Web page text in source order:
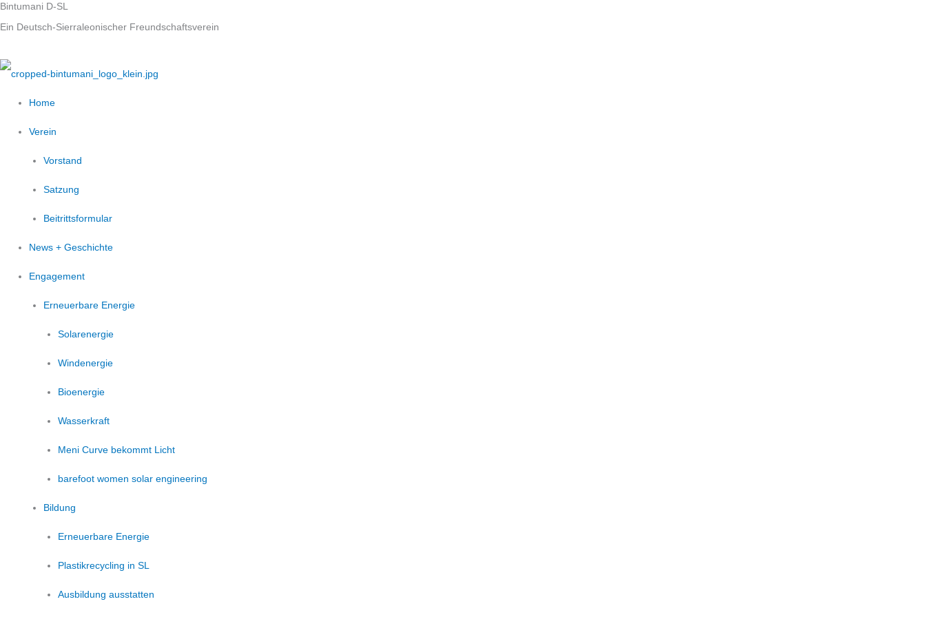
springen
Bintumani D-SL
Ein Deutsch-Sierraleonischer Freundschaftsverein
Home
Verein
Vorstand
Satzung
Beitrittsformular
News + Geschichte
Engagement
Erneuerbare Energie
Solarenergie
Windenergie
Bioenergie
Wasserkraft
Meni Curve bekommt Licht
barefoot women solar engineering
Bildung
Erneuerbare Energie
Plastikrecycling in SL
Ausbildung ausstatten